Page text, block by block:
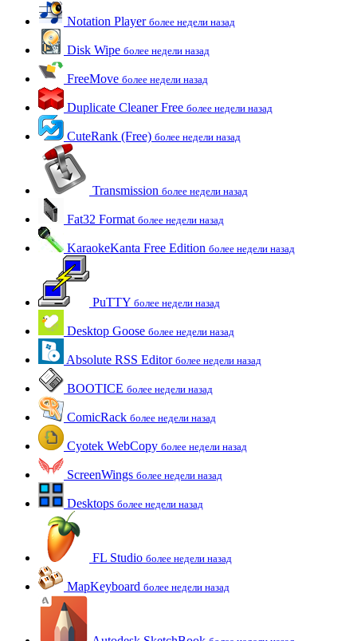
Notation Player более недели назад
Disk Wipe более недели назад
FreeMove более недели назад
Duplicate Cleaner Free более недели назад
CuteRank (Free) более недели назад
Transmission более недели назад
Fat32 Format более недели назад
KaraokeKanta Free Edition более недели назад
PuTTY более недели назад
Desktop Goose более недели назад
Absolute RSS Editor более недели назад
BOOTICE более недели назад
ComicRack более недели назад
Cyotek WebCopy более недели назад
ScreenWings более недели назад
Desktops более недели назад
FL Studio более недели назад
MapKeyboard более недели назад